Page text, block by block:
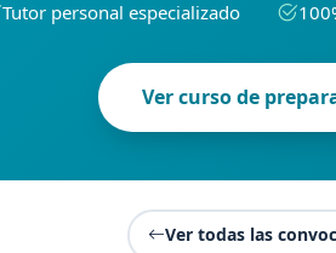
Tutor personal especializado
Ver curso de
Ver todas las